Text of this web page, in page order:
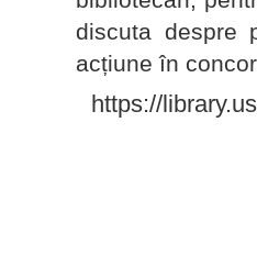
discuta despre
acțiune în
https://